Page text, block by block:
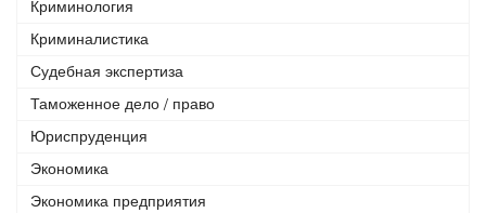
Криминология
Криминалистика
Судебная экспертиза
Таможенное дело / право
Юриспруденция
Экономика
Экономика предприятия